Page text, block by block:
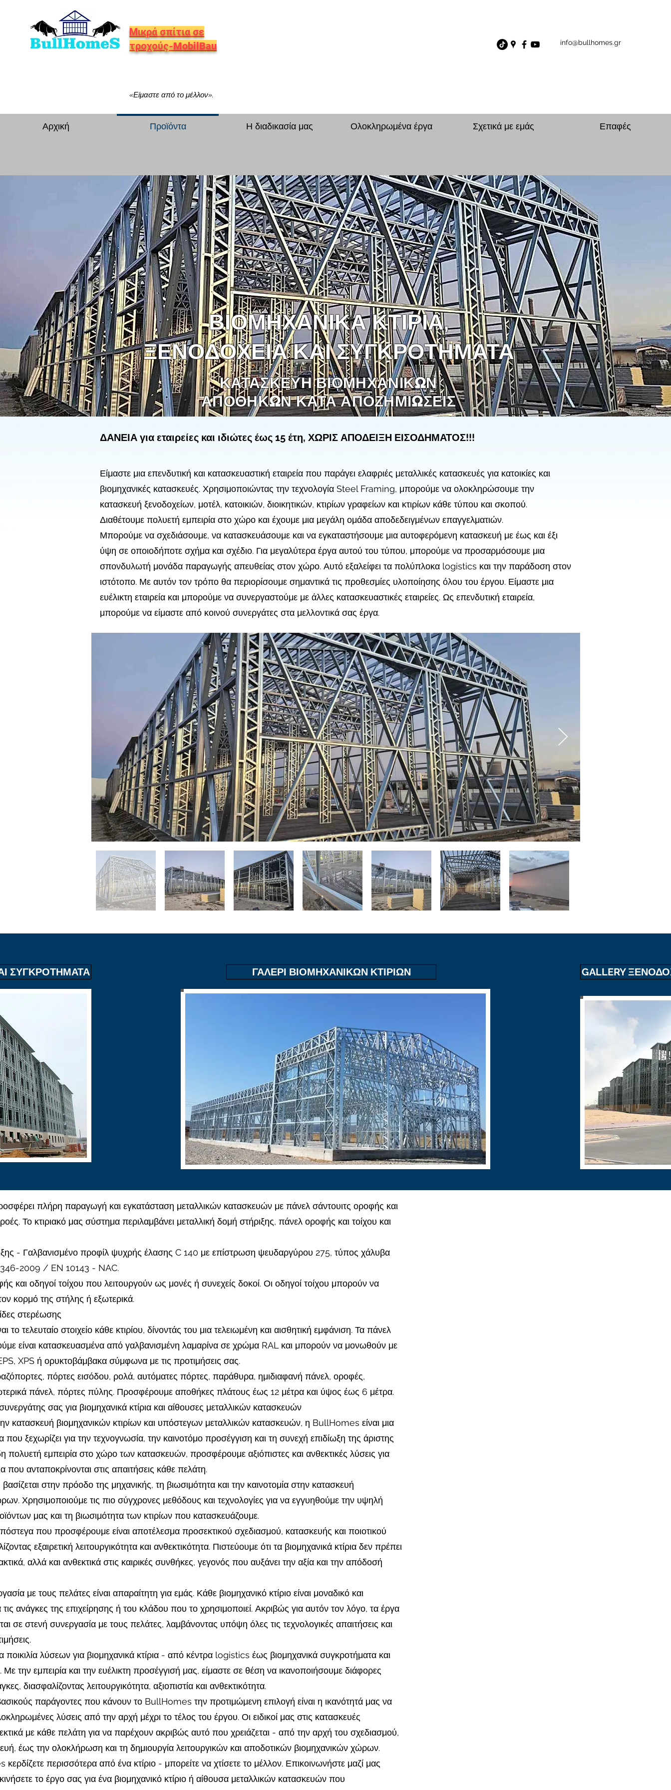
Μικρά σπίτια σε
τροχούς-MobilBau
«Είμαστε από το μέλλον».
info@bullhomes.gr
Αρχική Προϊόντα Η διαδικασία μας Ολοκληρωμένα έργα Σχετικά με εμάς Επαφές
ΒΙΟΜΗΧΑΝΙΚΑ ΚΤΙΡΙΑ,
ΞΕΝΟΔΟΧΕΙΑ ΚΑΙ ΣΥΓΚΡΟΤΗΜΑΤΑ
ΚΑΤΑΣΚΕΥΗ ΒΙΟΜΗΧΑΝΙΚΩΝ
ΑΠΟΘΗΚΩΝ ΚΑΤΑ ΑΠΟΖΗΜΙΩΣΕΙΣ
ΔΑΝΕΙΑ για εταιρείες και ιδιώτες έως 15 έτη, ΧΩΡΙΣ ΑΠΟΔΕΙΞΗ ΕΙΣΟΔΗΜΑΤΟΣ!!!​
​Είμαστε μια επενδυτική και κατασκευαστική εταιρεία που παράγει ελαφριές μεταλλικές κατασκευές για κατοικίες και
βιομηχανικές κατασκευές. Χρησιμοποιώντας την τεχνολογία Steel Framing, μπορούμε να ολοκληρώσουμε την
κατασκευή ξενοδοχείων, μοτέλ, κατοικιών, διοικητικών, κτιρίων γραφείων και κτιρίων κάθε τύπου και σκοπού.
Διαθέτουμε πολυετή εμπειρία στο χώρο και έχουμε μια μεγάλη ομάδα αποδεδειγμένων επαγγελματιών.
Μπορούμε να σχεδιάσουμε, να κατασκευάσουμε και να εγκαταστήσουμε μια αυτοφερόμενη κατασκευή με έως και έξι
ύψη σε οποιοδήποτε σχήμα και σχέδιο. Για μεγαλύτερα έργα αυτού του τύπου, μπορούμε να προσαρμόσουμε μια
σπονδυλωτή μονάδα παραγωγής απευθείας στον χώρο. Αυτό εξαλείφει τα πολύπλοκα logistics και την παράδοση στον
ιστότοπο. Με αυτόν τον τρόπο θα περιορίσουμε σημαντικά τις προθεσμίες υλοποίησης όλου του έργου. Είμαστε μια
ευέλικτη εταιρεία και μπορούμε να συνεργαστούμε με άλλες κατασκευαστικές εταιρείες. Ως επενδυτική εταιρεία,
μπορούμε να είμαστε από κοινού συνεργάτες στα μελλοντικά σας έργα.
ΣΥΓΚΡΟΤΗΜΑΤΑ ΓΑΛΕΡΙ ΒΙΟΜΗΧΑΝΙΚΩΝ ΚΤΙΡΙΩΝ GALLERY
πλήρη παραγωγή και εγκατάσταση μεταλλικών κατασκευών με πάνελ σάντουιτς οροφής και
Το κτιριακό μας σύστημα περιλαμβάνει μεταλλική δομή στήριξης, πάνελ οροφής και τοίχου και
- Γαλβανισμένο προφίλ ψυχρής έλασης C 140 με επίστρωση ψευδαργύρου 275, τύπος χάλυβα
2009 / EN 10143 - NAC.
και οδηγοί τοίχου που λειτουργούν ως μονές ή συνεχείς δοκοί. Οι οδηγοί τοίχου μπορούν να
κορμό της στήλης ή εξωτερικά.
στερέωσης
το τελευταίο στοιχείο κάθε κτιρίου, δίνοντάς του μια τελειωμένη και αισθητική εμφάνιση. Τα πάνελ
είναι κατασκευασμένα από γαλβανισμένη λαμαρίνα σε χρώμα RAL και μπορούν να μονωθούν με
XPS ή ορυκτοβάμβακα σύμφωνα με τις προτιμήσεις σας.
πόρτες εισόδου, ρολά, αυτόματες πόρτες, παράθυρα, ημιδιαφανή πάνελ, οροφές,
πάνελ, πόρτες πύλης. Προσφέρουμε αποθήκες πλάτους έως 12 μέτρα και ύψος έως 6 μέτρα.
σας για βιομηχανικά κτίρια και αίθουσες μεταλλικών κατασκευών
κατασκευή βιομηχανικών κτιρίων και υπόστεγων μεταλλικών κατασκευών, η BullHomes είναι μια
που ξεχωρίζει για την τεχνογνωσία, την καινοτόμο προσέγγιση και τη συνεχή επιδίωξη της άριστης
πολυετή εμπειρία στο χώρο των κατασκευών, προσφέρουμε αξιόπιστες και ανθεκτικές λύσεις για
που ανταποκρίνονται στις απαιτήσεις κάθε πελάτη.
στην πρόοδο της μηχανικής, τη βιωσιμότητα και την καινοτομία στην κατασκευή
Χρησιμοποιούμε τις πιο σύγχρονες μεθόδους και τεχνολογίες για να εγγυηθούμε την υψηλή
μας και τη βιωσιμότητα των κτιρίων που κατασκευάζουμε.
που προσφέρουμε είναι αποτέλεσμα προσεκτικού σχεδιασμού, κατασκευής και ποιοτικού
εξαιρετική λειτουργικότητα και ανθεκτικότητα. Πιστεύουμε ότι τα βιομηχανικά κτίρια δεν πρέπει
αλλά και ανθεκτικά στις καιρικές συνθήκες, γεγονός που αυξάνει την αξία και την απόδοσή
με τους πελάτες είναι απαραίτητη για εμάς. Κάθε βιομηχανικό κτίριο είναι μοναδικό και
τις ανάγκες της επιχείρησης ή του κλάδου που το χρησιμοποιεί. Ακριβώς για αυτόν τον λόγο, τα έργα
σε στενή συνεργασία με τους πελάτες, λαμβάνοντας υπόψη όλες τις τεχνολογικές απαιτήσεις και
λύσεων για βιομηχανικά κτίρια - από κέντρα logistics έως βιομηχανικά συγκροτήματα και
την εμπειρία και την ευέλικτη προσέγγισή μας, είμαστε σε θέση να ικανοποιήσουμε διάφορες
διασφαλίζοντας λειτουργικότητα, αξιοπιστία και ανθεκτικότητα.
παράγοντες που κάνουν το BullHomes την προτιμώμενη επιλογή είναι η ικανότητά μας να
λύσεις από την αρχή μέχρι το τέλος του έργου. Οι ειδικοί μας στις κατασκευές
με κάθε πελάτη για να παρέχουν ακριβώς αυτό που χρειάζεται - από την αρχή του σχεδιασμού,
έως την ολοκλήρωση και τη δημιουργία λειτουργικών και αποδοτικών βιομηχανικών χώρων.
περισσότερα από ένα κτίριο - μπορείτε να χτίσετε το μέλλον. Επικοινωνήστε μαζί μας
το έργο σας για ένα βιομηχανικό κτίριο ή αίθουσα μεταλλικών κατασκευών που